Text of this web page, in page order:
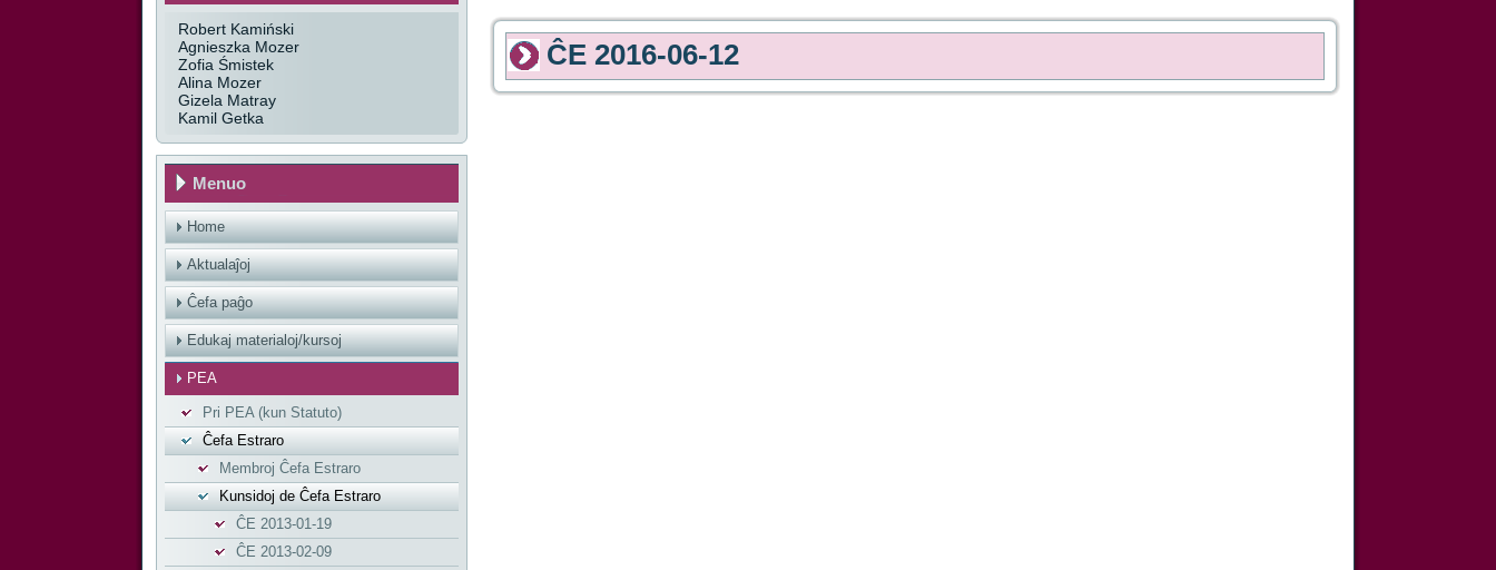
Robert Kamiński
Agnieszka Mozer
Zofia Śmistek
Alina Mozer
Gizela Matray
Kamil Getka
Menuo
Home
Aktualaĵoj
Ĉefa paĝo
Edukaj materialoj/kursoj
PEA
Pri PEA (kun Statuto)
Ĉefa Estraro
Membroj Ĉefa Estraro
Kunsidoj de Ĉefa Estraro
ĈE 2013-01-19
ĈE 2013-02-09
ĈE 2016-06-12